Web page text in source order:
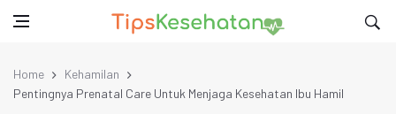
Home
Kehamilan
Pentingnya Prenatal Care Untuk Menjaga Kesehatan Ibu Hamil